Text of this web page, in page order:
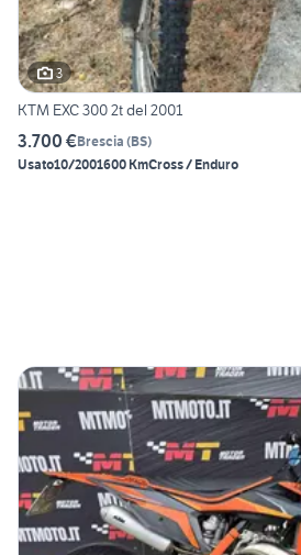
3
KTM EXC 300 2t del 2001
3.700 €Brescia (BS)
Usato10/2001600 KmCross / Enduro